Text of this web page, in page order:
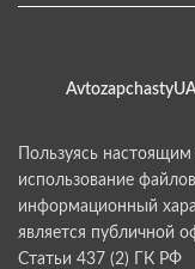
Пользуясь
использование
информационный
является публичной
Статьи 437 (2) ГК РФ